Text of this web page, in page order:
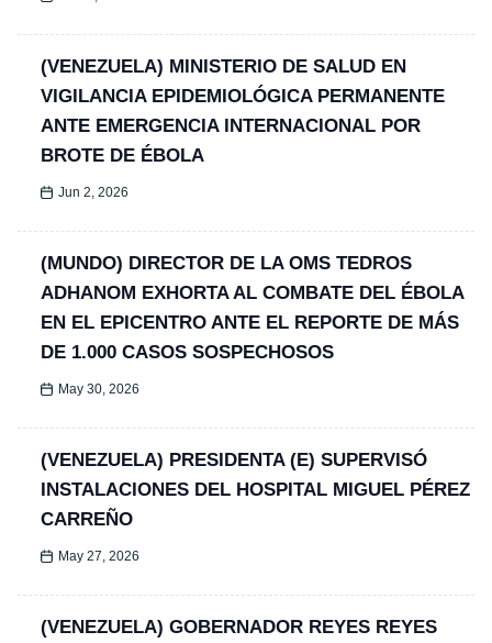
(VENEZUELA) MINISTERIO DE SALUD EN
VIGILANCIA EPIDEMIOLÓGICA PERMANENTE
ANTE EMERGENCIA INTERNACIONAL POR
BROTE DE ÉBOLA
Jun 2, 2026
(MUNDO) DIRECTOR DE LA OMS TEDROS
ADHANOM EXHORTA AL COMBATE DEL ÉBOLA
EN EL EPICENTRO ANTE EL REPORTE DE MÁS
DE 1.000 CASOS SOSPECHOSOS
May 30, 2026
(VENEZUELA) PRESIDENTA (E) SUPERVISÓ
INSTALACIONES DEL HOSPITAL MIGUEL PÉREZ
CARREÑO
May 27, 2026
(VENEZUELA) GOBERNADOR REYES REYES